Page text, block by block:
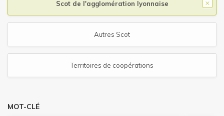
Scot de l'agglomération lyonnaise
Autres Scot
Territoires de coopérations
MOT-CLÉ